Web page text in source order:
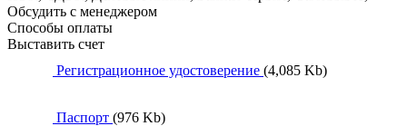
Обсудить с менеджером
Способы оплаты
Выставить счет
Регистрационное удостоверение (4,085 Kb)
Паспорт (976 Kb)